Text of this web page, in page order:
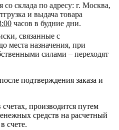
со склада по адресу: г. Москва,
и выдача товара
часов в будние дни.
связанные с
места назначения, при
силами – переходят
подтверждения заказа и
производится путем
средств на расчетный
счете.